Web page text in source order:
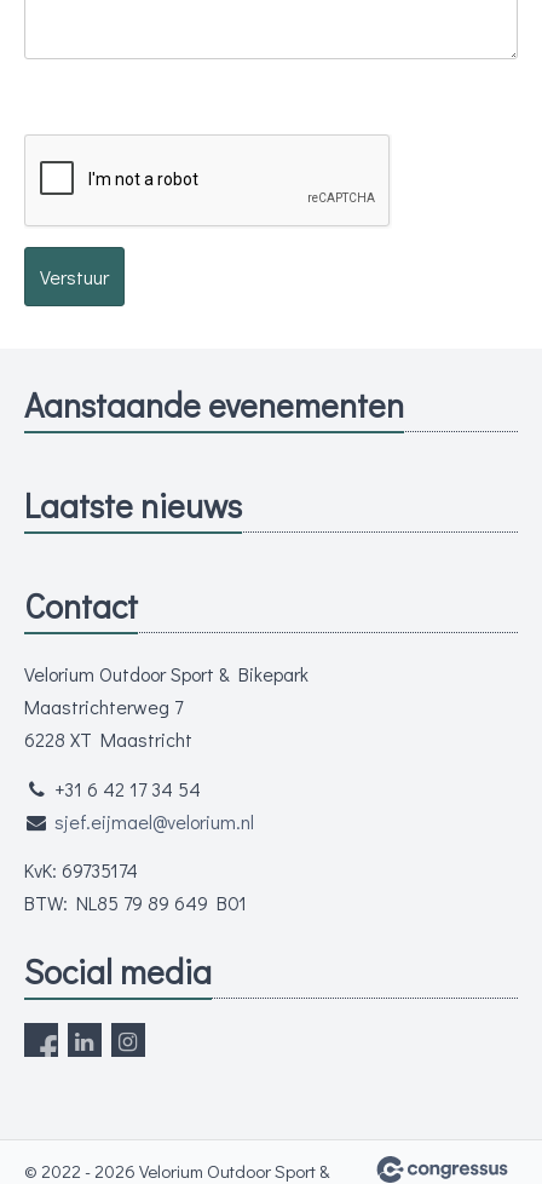
Verstuur
Aanstaande evenementen
Laatste nieuws
Contact
Velorium Outdoor Sport & Bikepark
Maastrichterweg 7
6228 XT Maastricht
+31 6 42 17 34 54
sjef.eijmael@velorium.nl
KvK: 69735174
BTW: NL85 79 89 649 B01
Social media
© 2022 - 2026 Velorium Outdoor Sport &